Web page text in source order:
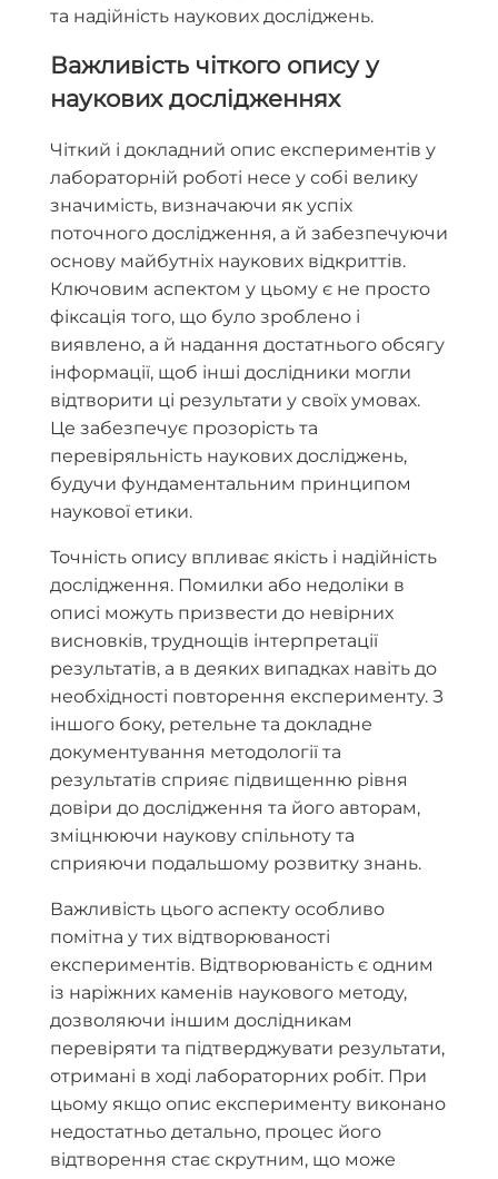
та надійність наукових досліджень.
Важливість чіткого опису у
наукових дослідженнях
Чіткий і докладний опис експериментів у
лабораторній роботі несе у собі велику
значимість, визначаючи як успіх
поточного дослідження, а й забезпечуючи
основу майбутніх наукових відкриттів.
Ключовим аспектом у цьому є не просто
фіксація того, що було зроблено і
виявлено, а й надання достатнього обсягу
інформації, щоб інші дослідники могли
відтворити ці результати у своїх умовах.
Це забезпечує прозорість та
перевіряльність наукових досліджень,
будучи фундаментальним принципом
наукової етики.
Точність опису впливає якість і надійність
дослідження. Помилки або недоліки в
описі можуть призвести до невірних
висновків, труднощів інтерпретації
результатів, а в деяких випадках навіть до
необхідності повторення експерименту. З
іншого боку, ретельне та докладне
документування методології та
результатів сприяє підвищенню рівня
довіри до дослідження та його авторам,
зміцнюючи наукову спільноту та
сприяючи подальшому розвитку знань.
Важливість цього аспекту особливо
помітна у тих відтворюваності
експериментів. Відтворюваність є одним
із наріжних каменів наукового методу,
дозволяючи іншим дослідникам
перевіряти та підтверджувати результати,
отримані в ході лабораторних робіт. При
цьому якщо опис експерименту виконано
недостатньо детально, процес його
відтворення стає скрутним, що може